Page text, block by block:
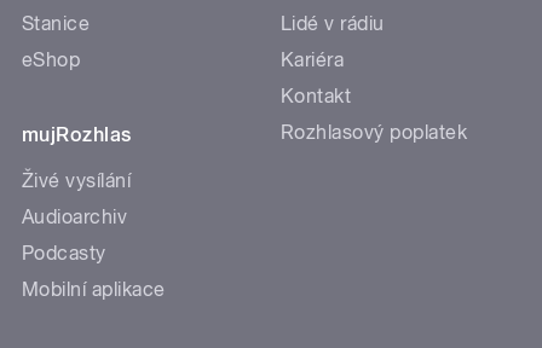
Stanice
eShop
mujRozhlas
Živé vysílání
Audioarchiv
Podcasty
Mobilní aplikace
Lidé v rádiu
Kariéra
Kontakt
Rozhlasový poplatek